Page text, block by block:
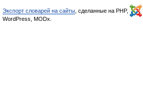
Экспорт словарей на сайты , сделанные на PHP,
WordPress, MODx.